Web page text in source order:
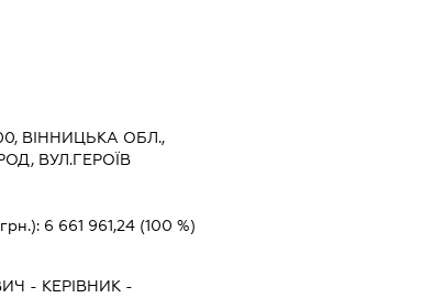
ВІННИЦЬКА ОБЛ.,
ВУЛ.ГЕРОЇВ
6 661 961,24 (100 %)
- КЕРІВНИК -